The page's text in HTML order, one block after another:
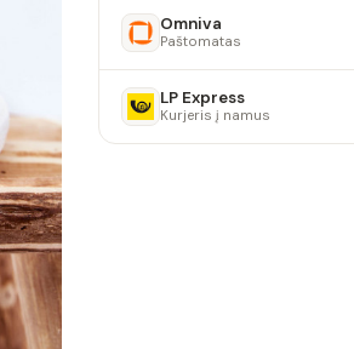
Omniva
Paštomatas
LP Express
Kurjeris į namus